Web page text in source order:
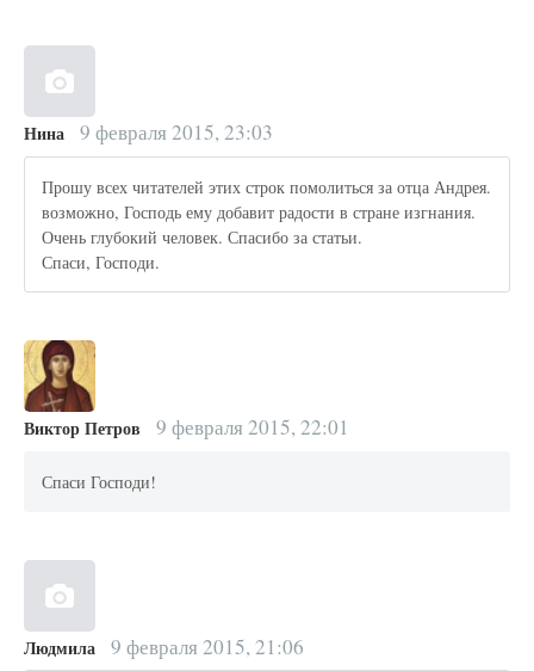
Нина 9 февраля 2015, 23:03
Прошу всех читателей этих строк помолиться за отца Андрея.
возможно, Господь ему добавит радости в стране изгнания.
Очень глубокий человек. Спасибо за статьи.
Спаси, Господи.
Виктор Петров 9 февраля 2015, 22:01
Спаси Господи!
Людмила 9 февраля 2015, 21:06